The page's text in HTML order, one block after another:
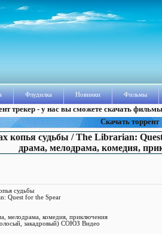
Флудилка Новинки Фильмы
трекер - у нас вы сможете скачать
Скачать торрент
копья судьбы / The Librarian:
драма, мелодрама, комедия,
судьбы
Quest for the Spear
мелодрама, комедия, приключения
закадровый) СОЮЗ Видео